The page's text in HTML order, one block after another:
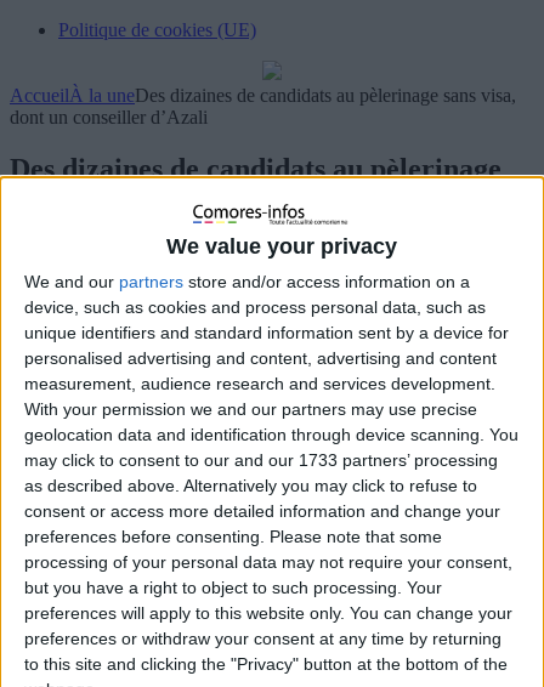
We value your privacy
We and our partners store and/or access information on a
device, such as cookies and process personal data, such as
unique identifiers and standard information sent by a device for
personalised advertising and content, advertising and content
measurement, audience research and services development.
With your permission we and our partners may use precise
geolocation data and identification through device scanning. You
may click to consent to our and our 1733 partners’ processing
as described above. Alternatively you may click to refuse to
consent or access more detailed information and change your
preferences before consenting.
Please note that some
processing of your personal data may not require your consent,
but you have a right to object to such processing. Your
preferences will apply to this website only. You can change your
preferences or withdraw your consent at any time by returning
to this site and clicking the "Privacy" button at the bottom of the
Politique de cookies (UE)
AccueilÀ la uneDes dizaines de candidats au pèlerinage sans visa,
dont un conseiller d’Azali
Des dizaines de candidats au pèlerinage
sans visa, dont un conseiller d’Azali
La Rédaction À la une,Actualités,Politique
Religion, Société 0